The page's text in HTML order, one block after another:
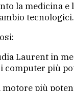
la medicina
Laurent in
computer più
più